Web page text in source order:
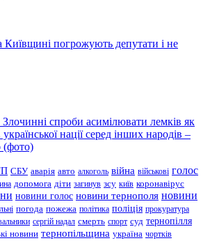
погрожують депутати і не
спроби асимілювати лемків як
нації серед інших народів –
(фото)
СБУ аварія авто алкоголь війна військові голос
допомога діти загинув зсу київ коронавірус
новини голос новини тернополя новини
погода пожежа політика поліція прокуратура
сергій надал смерть спорт суд тернопілля
новини тернопільщина україна чортків